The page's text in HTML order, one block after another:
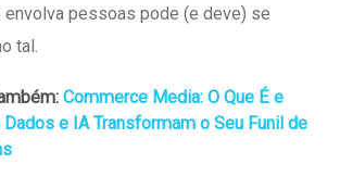
envolva pessoas pode (e deve) se
tal.
Commerce Media: O Que É e
e IA Transformam o Seu Funil de